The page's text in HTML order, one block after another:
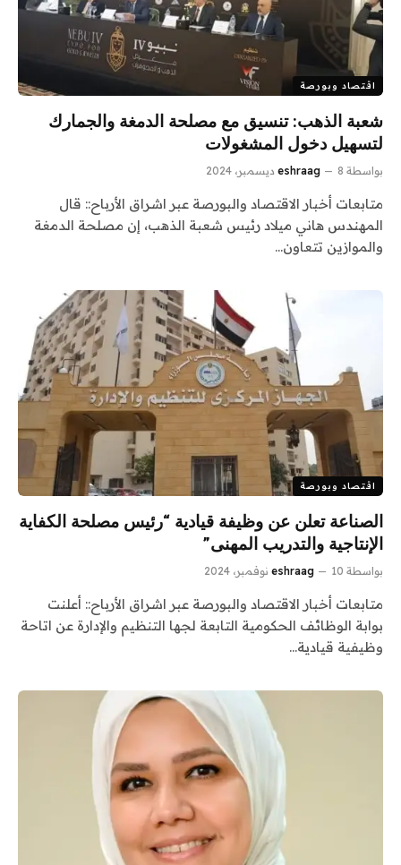
اقتصاد وبورصة
شعبة الذهب: تنسيق مع مصلحة الدمغة والجمارك
لتسهيل دخول المشغولات
بواسطة eshraag 8 ديسمبر، 2024
متابعات أخبار الاقتصاد والبورصة عبر اشراق الأرباح:: قال
المهندس هاني ميلاد رئيس شعبة الذهب، إن مصلحة الدمغة
والموازين تتعاون…
اقتصاد وبورصة
الصناعة تعلن عن وظيفة قيادية “رئيس مصلحة الكفاية
الإنتاجية والتدريب المهنى”
بواسطة eshraag 10 نوفمبر، 2024
متابعات أخبار الاقتصاد والبورصة عبر اشراق الأرباح:: أعلنت
بوابة الوظائف الحكومية التابعة لجها التنظيم والإدارة عن اتاحة
وظيفية قيادية…